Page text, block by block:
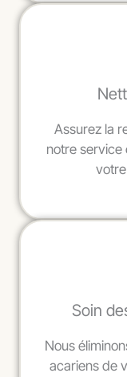
Assurez la
notre service
Soin
Nous
acariens de